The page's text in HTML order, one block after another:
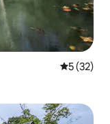
საშუალო
5 (32)